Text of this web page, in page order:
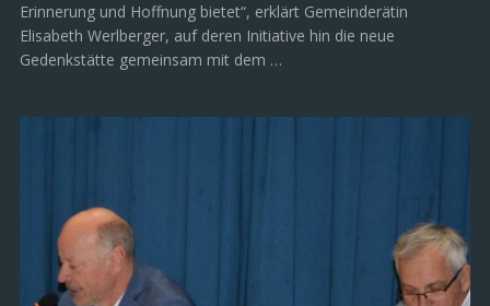
Erinnerung und Hoffnung bietet“, erklärt Gemeinderätin
Elisabeth Werlberger, auf deren Initiative hin die neue
Gedenkstätte gemeinsam mit dem …